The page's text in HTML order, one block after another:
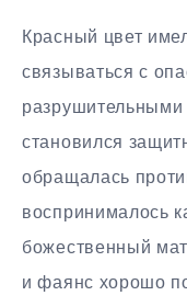
Красный цвет
связываться с
становился
обращалась
воспринималось
божественный
и фаянс хорошо